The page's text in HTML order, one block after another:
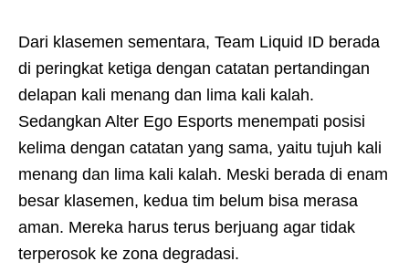
Dari klasemen sementara, Team Liquid ID berada
di peringkat ketiga dengan catatan pertandingan
delapan kali menang dan lima kali kalah.
Sedangkan Alter Ego Esports menempati posisi
kelima dengan catatan yang sama, yaitu tujuh kali
menang dan lima kali kalah. Meski berada di enam
besar klasemen, kedua tim belum bisa merasa
aman. Mereka harus terus berjuang agar tidak
terperosok ke zona degradasi.